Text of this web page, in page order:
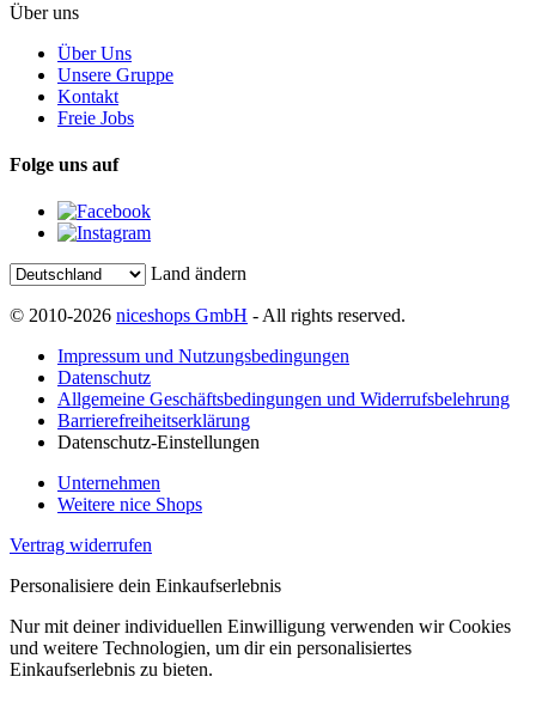
Über uns
Über Uns
Unsere Gruppe
Kontakt
Freie Jobs
Folge uns auf
Land ändern
© 2010-2026 niceshops GmbH - All rights reserved.
Impressum und Nutzungsbedingungen
Datenschutz
Allgemeine Geschäftsbedingungen und Widerrufsbelehrung
Barrierefreiheitserklärung
Datenschutz-Einstellungen
Unternehmen
Weitere nice Shops
Vertrag widerrufen
Personalisiere dein Einkaufserlebnis
Nur mit deiner individuellen Einwilligung verwenden wir Cookies
und weitere Technologien, um dir ein personalisiertes
Einkaufserlebnis zu bieten.